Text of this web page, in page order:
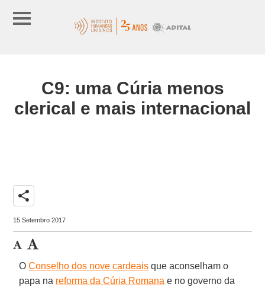
C9: uma Cúria menos
clerical e mais internacional
share
15 Setembro 2017
OConselho dos nove cardeais que aconselham o
papa na reforma da Cúria Romana e no governo da